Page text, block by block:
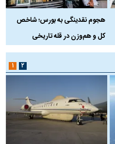
هجوم نقدینگی به بورس؛ شاخص
کل و هم‌وزن در قله تاریخی
۱ ۲